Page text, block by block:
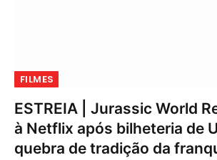
FILMES
ESTREIA | Jurassic World
à Netflix após bilheteria de
quebra de tradição da